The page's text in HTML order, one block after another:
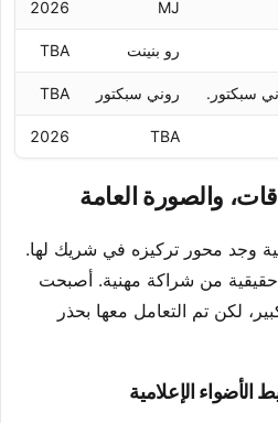
MJ
2026
رو بنينت TBA
سبكتور. روني سبكتور TBA
TBA
2026
والصورة العامة
وجد محور تركيزه في شريك لها.
من شراكة مهنية. أصبحت
لكن تم التعامل معها بحذر
الأضواء الإعلامية